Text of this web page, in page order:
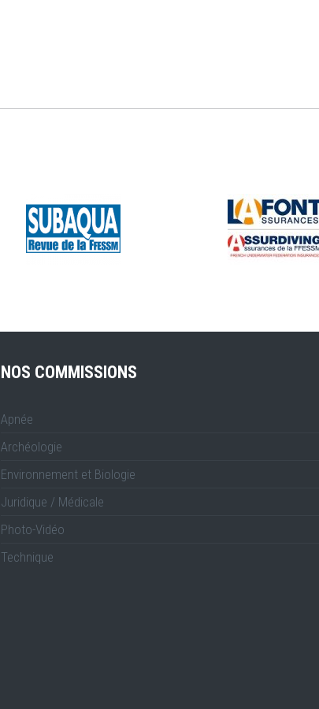
NOS COMMISSIONS
Apnée
Archéologie
Environnement et Biologie
Juridique / Médicale
Photo-Vidéo
Technique